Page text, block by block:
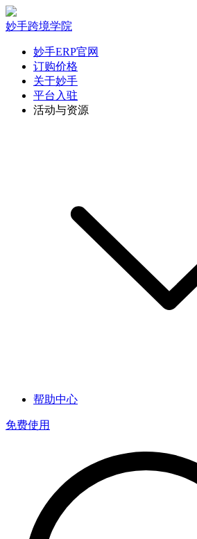
妙手跨境学院
妙手ERP官网
订购价格
关于妙手
平台入驻
活动与资源
帮助中心
免费使用